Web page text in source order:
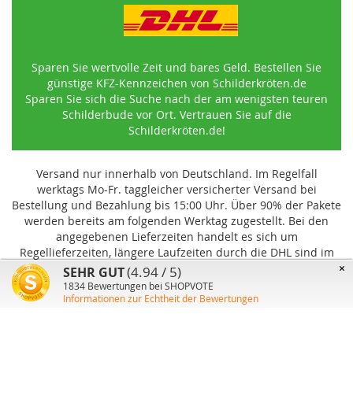
Sparen Sie wertvolle Zeit und bares Geld. Bestellen Sie
günstige KFZ-Kennzeichen von Schilderkröten.de
Sparen Sie sich die Suche nach der am wenigsten teuren
Schilderbude vor Ort. Vertrauen Sie auf die
Schilderkröten.de!
Versand nur innerhalb von Deutschland. Im Regelfall
werktags Mo-Fr. taggleicher versicherter Versand bei
Bestellung und Bezahlung bis 15:00 Uhr. Über 90% der Pakete
werden bereits am folgenden Werktag zugestellt. Bei den
angegebenen Lieferzeiten handelt es sich um
Regellieferzeiten, längere Laufzeiten durch die DHL sind im
Einzelfall möglich und können von uns nicht beeinflusst
werden.
×
SEHR GUT(4.94 / 5)
1834 Bewertungen bei SHOPVOTE
Informationen zur Echtheit der Bewertungen